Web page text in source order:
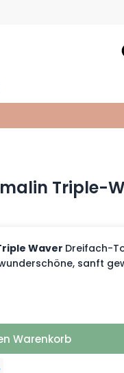
Triple-
Waver Dreifach-
sanft
Warenkorb